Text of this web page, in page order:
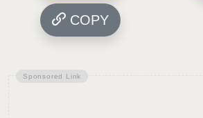
COPY